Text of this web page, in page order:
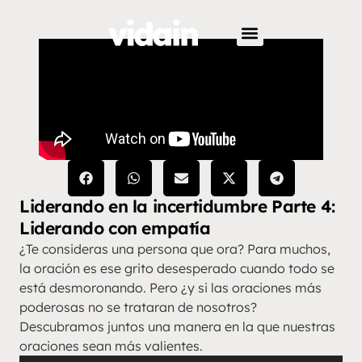
Liderando en la incertidumbre Parte 4:
Liderando con empatía
¿Te consideras una persona que ora? Para muchos,
la oración es ese grito desesperado cuando todo se
está desmoronando. Pero ¿y si las oraciones más
poderosas no se trataran de nosotros?
Descubramos juntos una manera en la que nuestras
oraciones sean más valientes.